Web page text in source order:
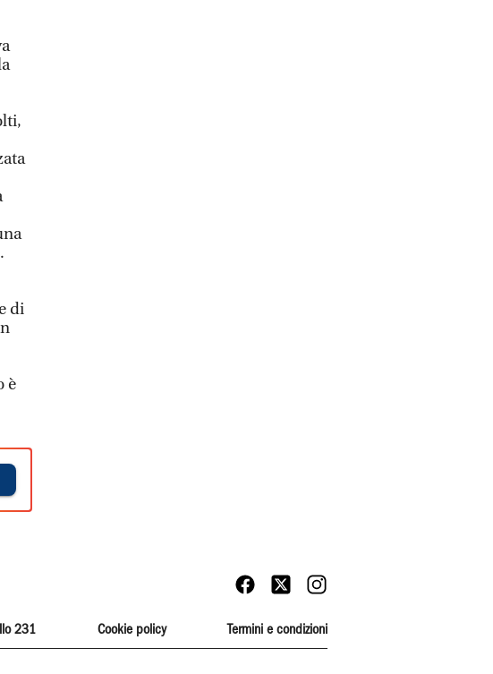
di
è
231 Cookie policy Termini e condizioni